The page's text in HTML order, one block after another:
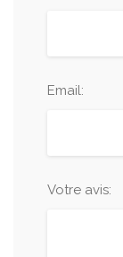
Email:
Votre avis: